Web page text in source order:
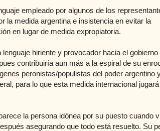
empleado por algunos de los
la medida argentina e insistencia en evitar la
en lugar de medida expropiatoria.
hiriente y provocador hacia el
contribuiría aun más a la espiral de su
peronistas/populistas del poder argentino
para lo que esta medida internacional
la persona idónea por su puesto cuando
asegurando que todo está resuelto. Su